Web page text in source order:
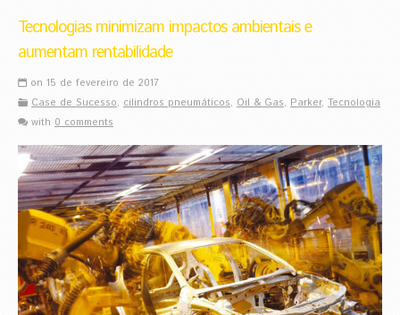
Tecnologias minimizam impactos ambientais e
aumentam rentabilidade
on 15 de fevereiro de 2017
Case de Sucesso, cilindros pneumáticos, Oil & Gas, Parker, Tecnologia
with 0 comments